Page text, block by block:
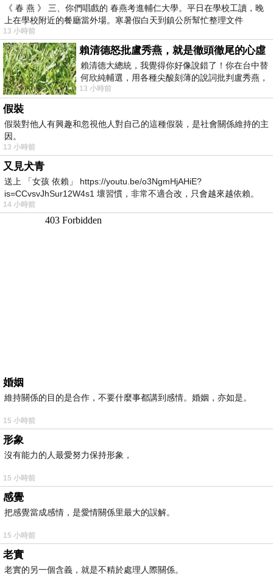
《 春 燕 》 三、你們唱戲的 春燕考進輔仁大學。平日在學校工讀，晚
上在學校附近的餐廳當外場。寒暑假白天到鎮公所幫忙整理文件
13 小時前
賴清德怒批盧秀燕，就是徹頭徹尾的心虛
賴清德大總統，我覺得你好像說錯了！你在台中替
何欣純輔選，用各種尖酸刻薄的說詞批判盧秀燕，
罵她施政滿意度輸給陳其邁，甚至還說盧
13 小時前
假裝
假裝對他人有興趣和忽視他人對自己的這種假裝，是社會關係維持的主
因。
13 小時前
又見犬青
送上 「女孩 依賴」 https://youtu.be/o3NgmHjAHiE?
is=CCvsvJhSur12W4s1 壞習慣，非常不適合改，只會越來越依賴。
我害怕的
14 小時前
婚姻
維持關係的目的是合作，不要什麼事都講到感情。婚姻，亦如是。
15 小時前
形象
沒有能力的人最愛努力保持形象，
15 小時前
感覺
把感覺當成感情，是愛情關係里最大的誤解。
15 小時前
老實
老實的另一個含義，就是不精於處理人際關係。